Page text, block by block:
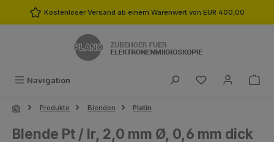
Zum Hauptinhalt springen
Kostenloser Versand ab einem Warenwert von EUR 400,00
Navigation Du hast 0
Produkte Blenden Platin
Blende Pt / Ir, 2,0 mm Ø, 0,6 mm dick